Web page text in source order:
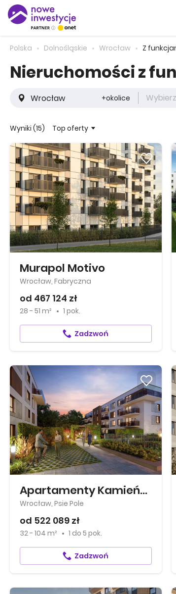
Polska Dolnośląskie Wrocław Z
Nieruchomości z
+okolice
Wyniki (15) Top oferty
Murapol Motivo
Wrocław, Fabryczna
od 467 124 zł
28 - 51 m² 1 pok.
Zadzwoń
Apartamenty Kamieńskiego
Wrocław, Psie Pole
od 522 089 zł
32 - 104 m² 1 do 5 pok.
Zadzwoń